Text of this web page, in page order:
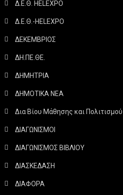
Δ.Ε.Θ. HELEXPO
Δ.Ε.Θ.-HELEXPO
ΔΕΚΕΜΒΡΙΟΣ
ΔΗ.ΠΕ.ΘΕ.
ΔΗΜΗΤΡΙΑ
ΔΗΜΟΤΙΚΑ ΝΕΑ
Δια Βίου Μάθησης και Πολιτισμού
ΔΙΑΓΩΝΙΣΜΟΙ
ΔΙΑΓΩΝΙΣΜΟΣ ΒΙΒΛΙΟΥ
ΔΙΑΣΚΕΔΑΣΗ
ΔΙΑΦΟΡΑ